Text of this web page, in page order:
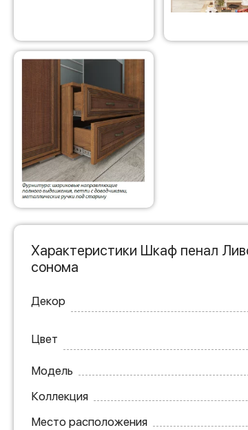
Характеристики Шкаф пенал
сонома
Декор
Цвет
Модель
Коллекция
Место расположения